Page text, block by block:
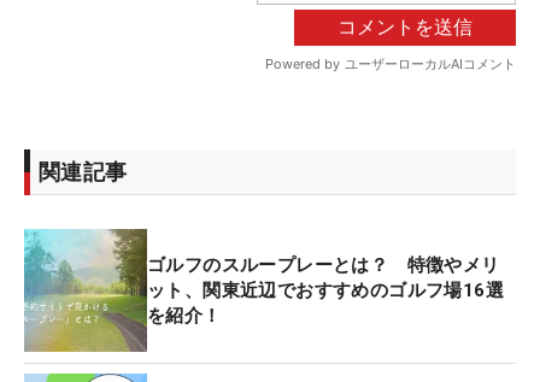
関連記事
ゴルフのスループレーとは？ 特徴やメリ
ット、関東近辺でおすすめのゴルフ場16選
を紹介！